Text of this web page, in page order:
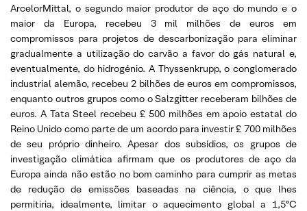
ArcelorMittal, o segundo maior produtor de aço do mundo e o
maior da Europa, recebeu 3 mil milhões de euros em
compromissos para projetos de descarbonização para eliminar
gradualmente a utilização do carvão a favor do gás natural e,
eventualmente, do hidrogénio. A Thyssenkrupp, o conglomerado
industrial alemão, recebeu 2 bilhões de euros em compromissos,
enquanto outros grupos como o Salzgitter receberam bilhões de
euros. A Tata Steel recebeu £ 500 milhões em apoio estatal do
Reino Unido como parte de um acordo para investir £ 700 milhões
de seu próprio dinheiro. Apesar dos subsídios, os grupos de
investigação climática afirmam que os produtores de aço da
Europa ainda não estão no bom caminho para cumprir as metas
de redução de emissões baseadas na ciência, o que lhes
permitiria, idealmente, limitar o aquecimento global a 1,5ºC